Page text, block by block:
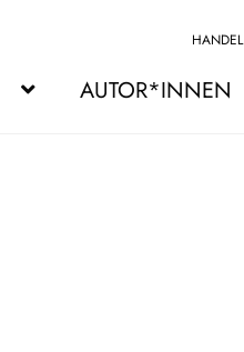
HANDEL
AUTOR*INNEN